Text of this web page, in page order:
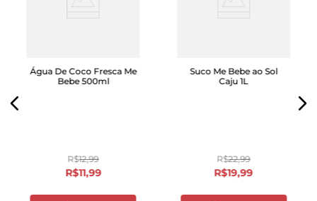
Água De Coco Fresca Me
Bebe 500ml
R$12,99
R$11,99
Suco Me Bebe ao Sol
Caju 1L
R$22,99
R$19,99